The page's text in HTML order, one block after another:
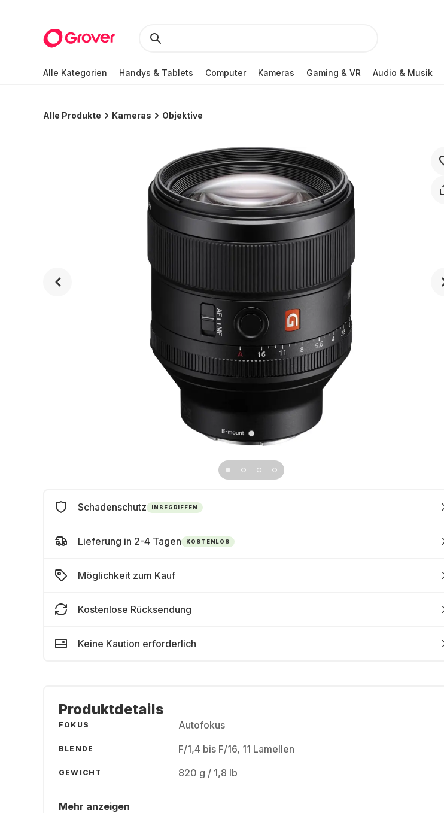
Alle Kategorien Handys & Tablets Computer Kameras Gaming & VR Audio & Musik
Alle Produkte Kameras Objektive
Schadenschutz INBEGRIFFEN
Lieferung in 2-4 Tagen KOSTENLOS
Möglichkeit zum Kauf
Kostenlose Rücksendung
Keine Kaution erforderlich
Produktdetails
FOKUS Autofokus
BLENDE F/1,4 bis F/16, 11 Lamellen
GEWICHT 820 g / 1,8 lb
Mehr anzeigen